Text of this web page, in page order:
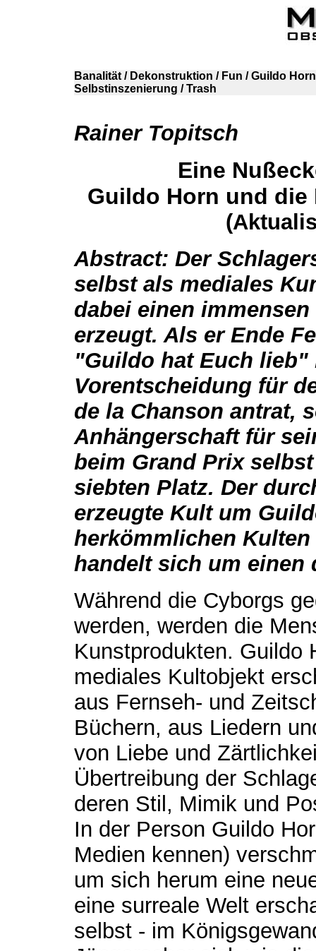
Banalität / Dekonstruktion / Fun / Guildo
Selbstinszenierung / Trash
Rainer Topitsch
Eine
Guildo Horn und
Abstract: Der
selbst als mediales
dabei einen
erzeugt. Als er Ende
"Guildo hat Euch lieb"
Vorentscheidung für
de la Chanson antrat,
Anhängerschaft für
beim Grand Prix
siebten Platz. Der
erzeugte Kult um
herkömmlichen
handelt sich um einen
Während die Cyborgs
werden, werden die
Kunstprodukten. Guildo
mediales Kultobjekt
aus Fernseh- und
Büchern, aus Liedern
von Liebe und
Übertreibung der
deren Stil, Mimik und
In der Person Guildo
Medien kennen)
um sich herum eine
eine surreale Welt
selbst - im